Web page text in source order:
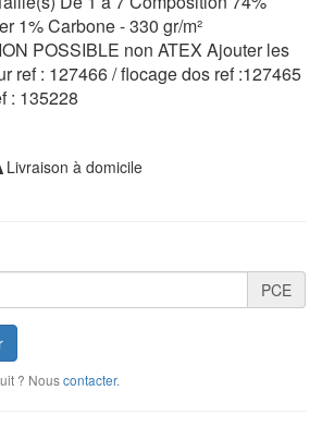
1% Carbone - 330 gr/m²
POSSIBLE non ATEX Ajouter les
ref : 127466 / flocage dos ref :127465
: 135228
Livraison à domicile
PCE
? Nouscontacter.